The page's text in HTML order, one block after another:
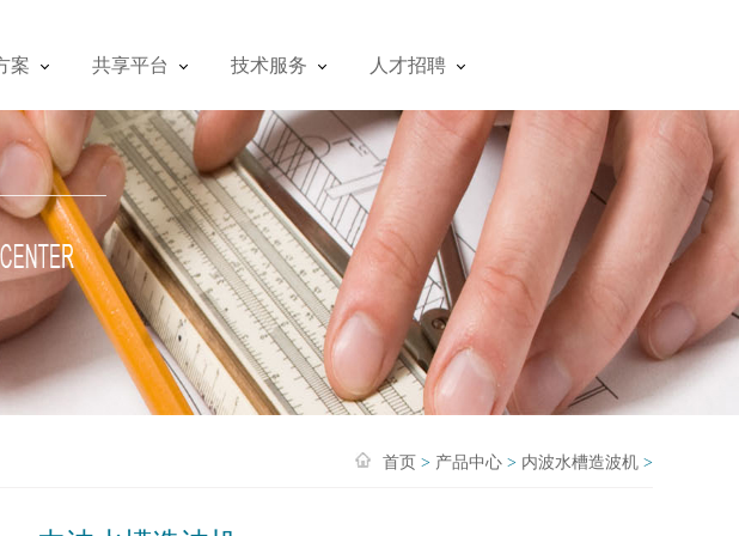
案 共享平台 技术服务 人才招聘
首页 > 产品中心 > 内波水槽造波机 >